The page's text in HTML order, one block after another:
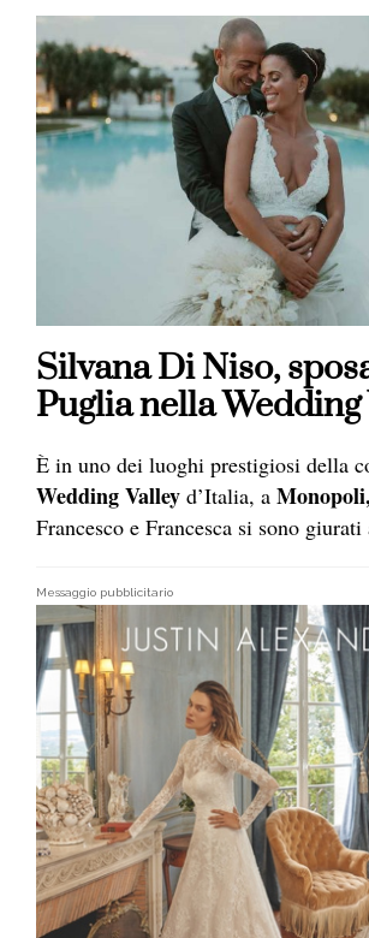
Silvana Di Niso,
Puglia nella Wedding
È in uno dei luoghi prestigiosi della
Wedding Valley d’Italia, a
Francesco e Francesca si sono giurati
Messaggio pubblicitario